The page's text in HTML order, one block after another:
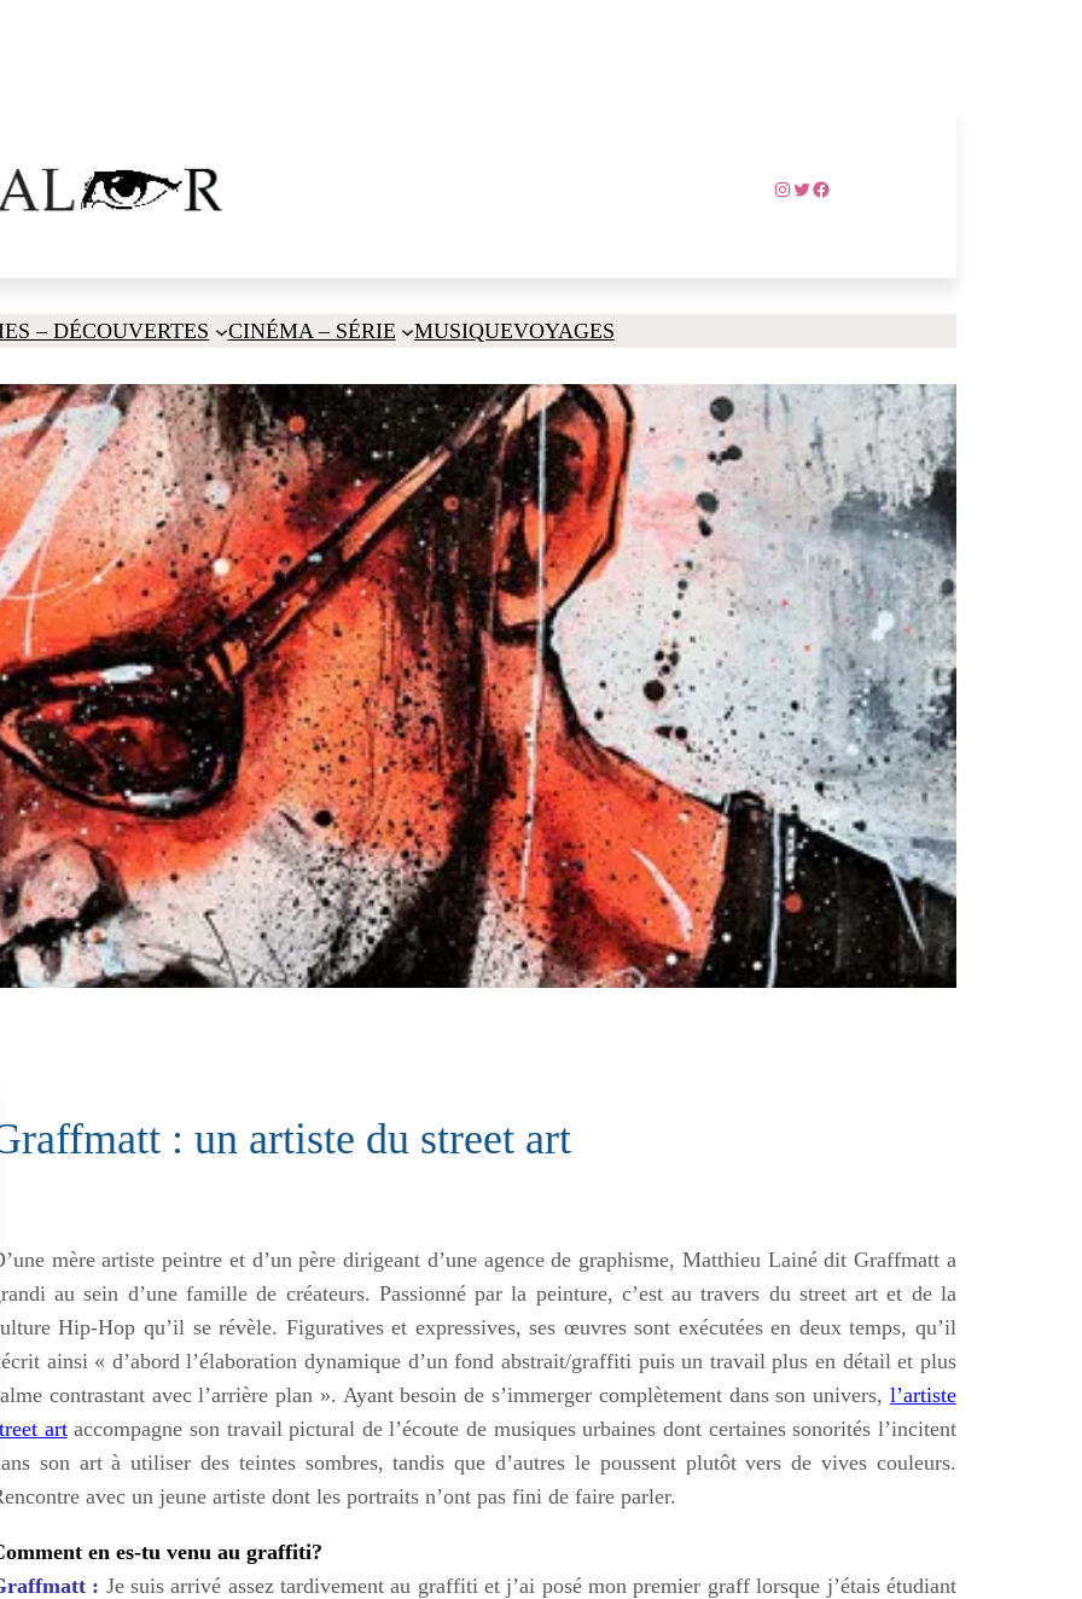
Instagram
TwitterFacebook
– DÉCOUVERTES CINÉMA – SÉRIE MUSIQUEVOYAGES
: un artiste du street art
mère artiste peintre et d’un père dirigeant d’une agence de graphisme, Matthieu Lainé dit Graffmatt a
au sein d’une famille de créateurs. Passionné par la peinture, c’est au travers du street art et de la
Hip-Hop qu’il se révèle. Figuratives et expressives, ses œuvres sont exécutées en deux temps, qu’il
ainsi « d’abord l’élaboration dynamique d’un fond abstrait/graffiti puis un travail plus en détail et plus
contrastant avec l’arrière plan ». Ayant besoin de s’immerger complètement dans son univers, l’artiste
artaccompagne son travail pictural de l’écoute de musiques urbaines dont certaines sonorités l’incitent
son art à utiliser des teintes sombres, tandis que d’autres le poussent plutôt vers de vives couleurs.
avec un jeune artiste dont les portraits n’ont pas fini de faire parler.
en es-tu venu au graffiti?
: Je suis arrivé assez tardivement au graffiti et j’ai posé mon premier graff lorsque j’étais étudiant